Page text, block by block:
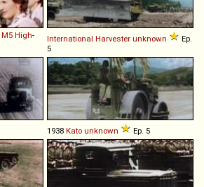
M5 High-
International Harvester unknown
Ep.
5
1938 Kato unknown Ep. 5